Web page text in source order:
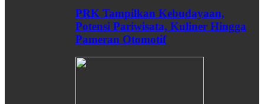
PRK Tampilkan Kebudayaan,
Potensi Pariwisata, Kuliner Hingga
Pameran Otomotif